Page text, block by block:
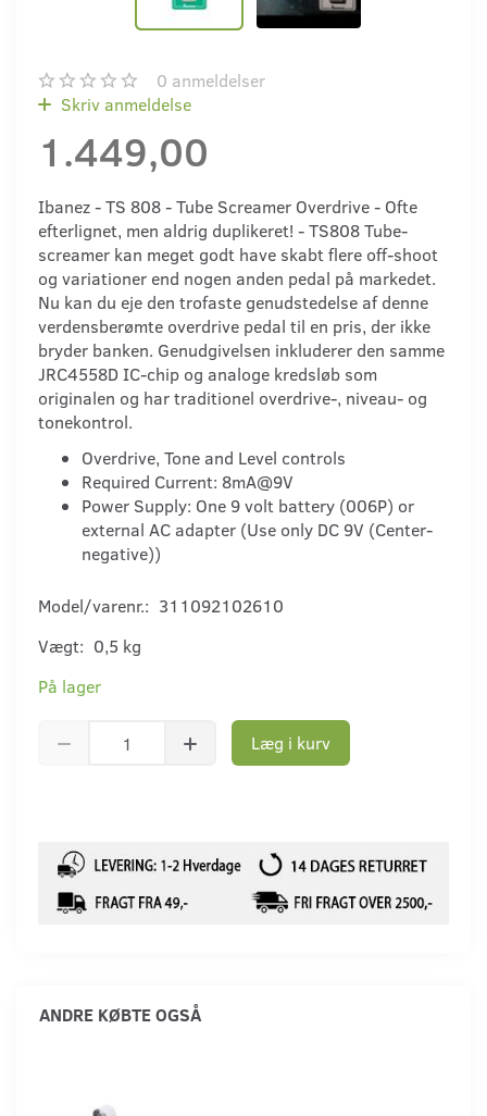
0 anmeldelser
Skriv anmeldelse
1.449,00
Ibanez - TS 808 - Tube Screamer Overdrive - Ofte
efterlignet, men aldrig duplikeret! - TS808 Tube-
screamer kan meget godt have skabt flere off-shoot
og variationer end nogen anden pedal på markedet.
Nu kan du eje den trofaste genudstedelse af denne
verdensberømte overdrive pedal til en pris, der ikke
bryder banken. Genudgivelsen inkluderer den samme
JRC4558D IC-chip og analoge kredsløb som
originalen og har traditionel overdrive-, niveau- og
tonekontrol.
Overdrive, Tone and Level controls
Required Current: 8mA@9V
Power Supply: One 9 volt battery (006P) or
external AC adapter (Use only DC 9V (Center-
negative))
Model/varenr.: 311092102610
Vægt: 0,5 kg
På lager
Læg i kurv
ANDRE KØBTE OGSÅ